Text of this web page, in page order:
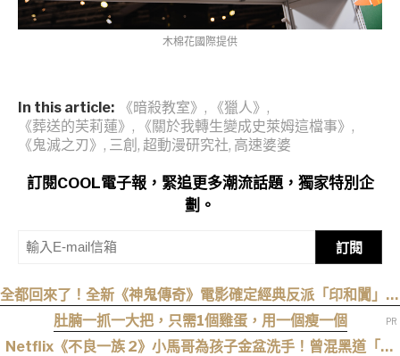
木棉花國際提供
In this article: 《暗殺教室》 , 《獵人》 ,
《葬送的芙莉蓮》 , 《關於我轉生變成史萊姆這檔事》 ,
《鬼滅之刃》 , 三創 , 超動漫研究社, 高速婆婆
訂閱COOL電子報，緊追更多潮流話題，獨家特別企
劃。
訂閱
全都回來了！全新《神鬼傳奇》電影確定經典反派「印和闐」也
會回歸
肚腩一抓一大把，只需1個雞蛋，用一個瘦一個
Netflix《不良一族 2》小馬哥為孩子金盆洗手！曾混黑道「割